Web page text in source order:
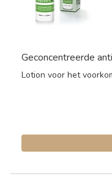
Geconcentreerde
Lotion voor het